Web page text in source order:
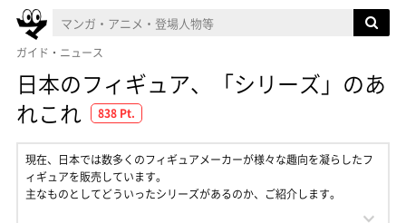
ガイド・ニュース
日本のフィギュア、「シリーズ」のあ
れこれ
838 Pt.
現在、日本では数多くのフィギュアメーカーが様々な趣向を凝らしたフ
ィギュアを販売しています。
主なものとしてどういったシリーズがあるのか、ご紹介します。